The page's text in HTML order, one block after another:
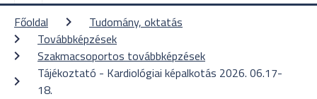
Főoldal
Tudomány, oktatás
Továbbképzések
Szakmacsoportos továbbképzések
Tájékoztató - Kardiológiai képalkotás 2026. 06.17-
18.